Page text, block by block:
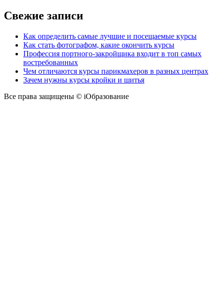
Свежие записи
Как определить самые лучшие и посещаемые курсы
Как стать фотографом, какие окончить курсы
Профессия портного-закройщика входит в топ самых
востребованных
Чем отличаются курсы парикмахеров в разных центрах
Зачем нужны курсы кройки и шитья
Все права защищены © iОбразование